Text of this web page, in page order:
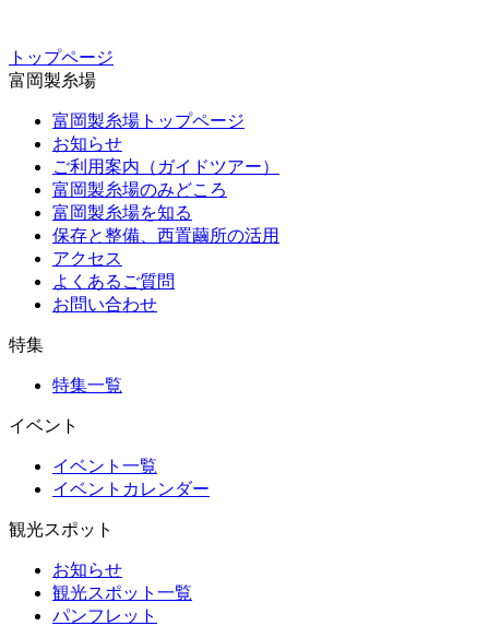
トップページ
富岡製糸場
富岡製糸場トップページ
お知らせ
ご利用案内（ガイドツアー）
富岡製糸場のみどころ
富岡製糸場を知る
保存と整備、西置繭所の活用
アクセス
よくあるご質問
お問い合わせ
特集
特集一覧
イベント
イベント一覧
イベントカレンダー
観光スポット
お知らせ
観光スポット一覧
パンフレット